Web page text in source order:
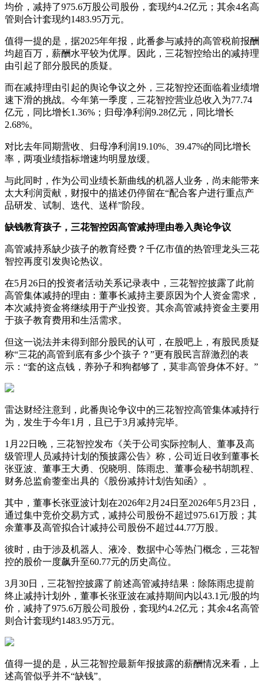
均价，减持了975.6万股公司股份，套现约4.2亿元；其余4名高
管则合计套现约1483.95万元。
值得一提的是，据2025年年报，此番参与减持的高管税前报酬
均超百万，薪酬水平较为优厚。因此，三花智控给出的减持理
由引起了部分股民的质疑。
而在减持理由引起的舆论争议之外，三花智控还面临着业绩增
速下滑的挑战。今年第一季度，三花智控营业总收入为77.74
亿元，同比增长1.36%；归母净利润9.28亿元，同比增长
2.68%。
对比去年同期营收、归母净利润19.10%、39.47%的同比增长
率，两项业绩指标增速均明显放缓。
与此同时，作为公司业绩长新曲线的机器人业务，尚未能带来
太大利润贡献，财报中的描述仍停留在“配合客户进行重点产
品研发、试制、迭代、送样”阶段。
缺钱教育孩子，三花智控因高管减持理由卷入舆论争议
高管减持系缺少孩子的教育经费？千亿市值的热管理龙头三花
智控再度引发舆论热议。
在5月26日的投资者活动关系记录表中，三花智控披露了此前
高管集体减持的理由：董事长减持主要原因为个人资金需求，
本次减持资金将继续用于产业投资。其余高管减持资金主要用
于孩子教育费用和生活需求。
但这一说法并未得到部分股民的认可，在股吧上，有股民质疑
称“三花的高管到底有多少个孩子？”更有股民言辞激烈的表
示：“套的这点钱，养孙子和狗都够了，莫非高管身体不好。”
雷达财经注意到，此番舆论争议中的三花智控高管集体减持行
为，发生于今年1月，且已于3月减持完毕。
1月22日晚，三花智控发布《关于公司实际控制人、董事及高
级管理人员减持计划的预披露公告》称，公司近日收到董事长
张亚波、董事王大勇、倪晓明、陈雨忠、董事会秘书胡凯程、
财务总监俞蓥奎出具的《股份减持计划告知函》。
其中，董事长张亚波计划在2026年2月24日至2026年5月23日，
通过集中竞价交易方式，减持公司股份不超过975.61万股；其
余董事及高管拟合计减持公司股份不超过44.77万股。
彼时，由于涉及机器人、液冷、数据中心等热门概念，三花智
控的股价一度飙升至60.77元的历史高位。
3月30日，三花智控披露了前述高管减持结果：除陈雨忠提前
终止减持计划外，董事长张亚波在减持期间内以43.1元/股的均
价，减持了975.6万股公司股份，套现约4.2亿元；其余4名高管
则合计套现约1483.95万元。
值得一提的是，从三花智控最新年报披露的薪酬情况来看，上
述高管似乎并不“缺钱”。